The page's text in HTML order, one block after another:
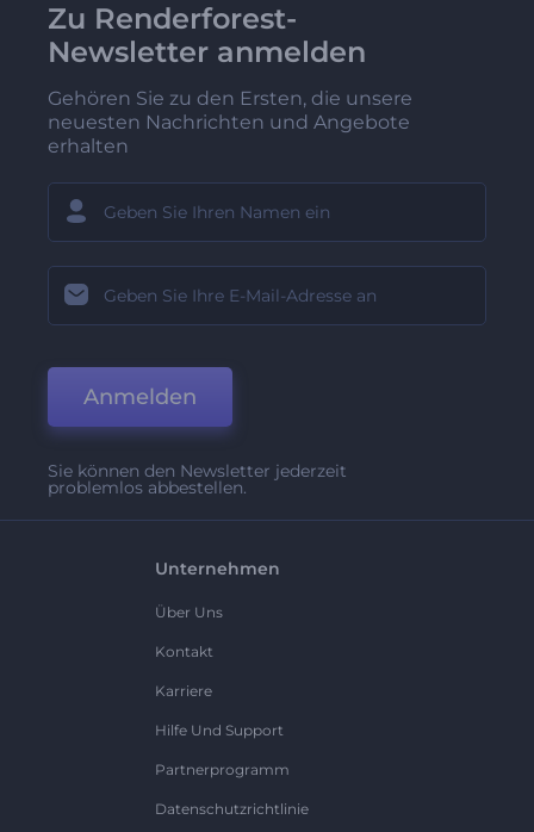
Zu Renderforest-
Newsletter anmelden
Gehören Sie zu den Ersten, die unsere
neuesten Nachrichten und Angebote
erhalten
Anmelden
Sie können den Newsletter jederzeit
problemlos abbestellen.
Unternehmen
Über Uns
Kontakt
Karriere
Hilfe Und Support
Partnerprogramm
Datenschutzrichtlinie